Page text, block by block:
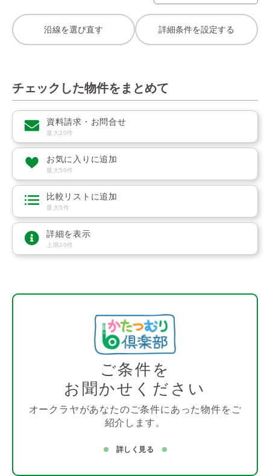
沿線を選び直す 詳細条件を設定する
チェックした物件をまとめて
資料請求・お問合せ
最大20件
お気に入りに追加
最大50件
比較リストに追加
最大5件
詳細を表示
上限20件
ご条件を
お聞かせください
オークラヤがあなたのご条件にあった物件をご
紹介します。
詳しく見る